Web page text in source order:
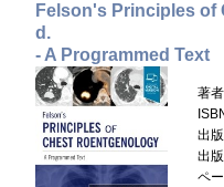
Felson's Principles of
d.
- A Programmed Text
著者
出
出
ペ